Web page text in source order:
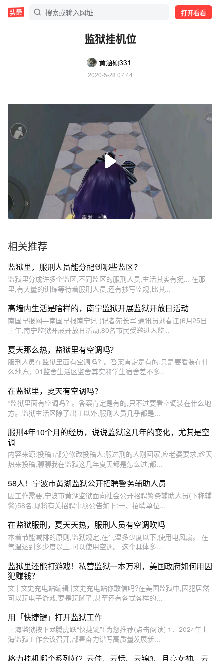
打开看看
监狱挂机位
黄涵硕331
2020-5-28 07:44
相关推荐
监狱里，服刑人员能分配到哪些监区？
监狱里分成许多个监区,不同监区的服刑人员,生活其实有挺... 在那
里,有大量的训练等待着服刑人员,还有抄写监规,比其...
高墙内生活是啥样的，南宁监狱开展监狱开放日活动
南国早报网—南国早报南宁讯 (记者苑长军 通讯员刘春江)6月25日
上午,南宁监狱开展开放日活动,80名市民受邀进入监...
夏天那么热，监狱里有空调吗？
服刑人员在监狱里面有空调吗?”。答案肯定是有的,只是要看装在什
么地方。01监舍生活区监舍其实和学生宿舍差不多...
在监狱里，夏天有空调吗？
“监狱里面有空调吗?”。答案肯定是有的,只不过要看空调装在什么地
方。监狱生活区除了出工以外,服刑人员几乎都是...
服刑4年10个月的经历，说说监狱这几年的变化，尤其是空
调
内容来源:投稿+部分修改投稿人:服过刑的人刚回家,应老婆要求,趁天
热来投稿,聊聊我在监狱这几年夏天都是怎么过,都...
58人！宁波市黄湖监狱公开招聘警务辅助人员
因工作需要,宁波市黄湖监狱面向社会公开招聘警务辅助人员(下称辅
警)58名,现将有关招聘事项公告如下:一、招聘单位...
在监狱服刑，夏天天热，服刑人员有空调吹吗
本着节能减排的原则,监狱规定,在气温多少度以下,使用电风扇。 在
气温达到多少度以上,可以使用空调。 这个具体多...
监狱里还能打游戏！私营监狱一本万利，美国政府如何用囚
犯赚钱？
文 | 文史充电站编辑 |文史充电站你敢信吗?在美国监狱中,囚犯居然
可以玩电子游戏,要是玩腻了,甚至还有各式各样的...
用「快捷键」打开监狱工作
上海监狱按下龙腾虎跃“快捷键”! 为您推荐(点击阅读) 1、2024年上
海监狱工作会议召开,部署奋力谱写高质量发展新...
格力挂机哪个系列好？云佳、云恬、云锦3、月亮女神、云